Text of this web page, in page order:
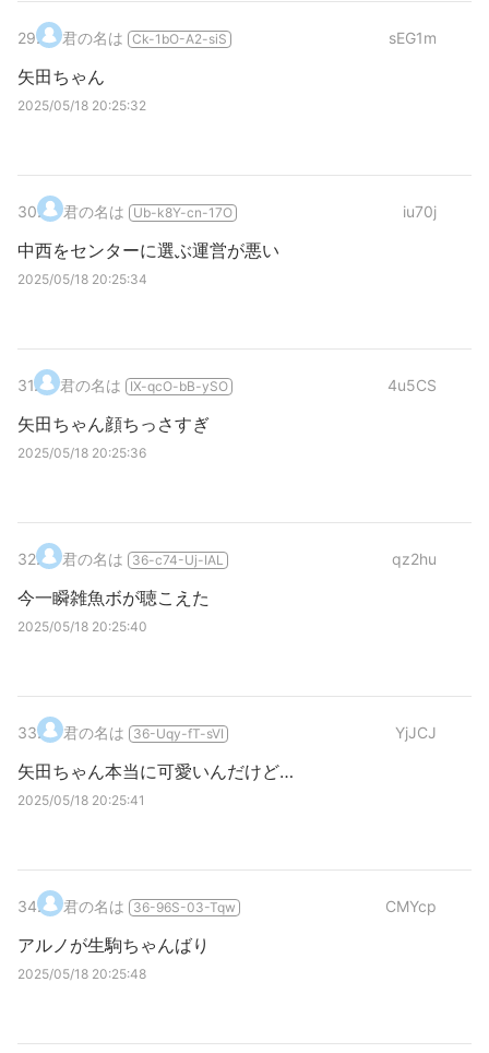
29. 君の名は Ck-1bO-A2-siS sEG1m
矢田ちゃん
2025/05/18 20:25:32
30. 君の名は Ub-k8Y-cn-17O iu70j
中西をセンターに選ぶ運営が悪い
2025/05/18 20:25:34
31. 君の名は IX-qcO-bB-ySO 4u5CS
矢田ちゃん顔ちっさすぎ
2025/05/18 20:25:36
32. 君の名は 36-c74-Uj-IAL qz2hu
今一瞬雑魚ボが聴こえた
2025/05/18 20:25:40
33. 君の名は 36-Uqy-fT-sVI YjJCJ
矢田ちゃん本当に可愛いんだけど…
2025/05/18 20:25:41
34. 君の名は 36-96S-03-Tqw CMYcp
アルノが生駒ちゃんばり
2025/05/18 20:25:48